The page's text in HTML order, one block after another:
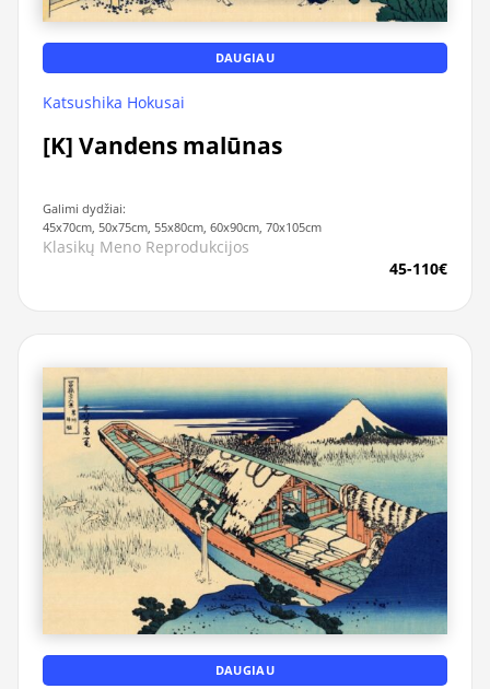
DAUGIAU
Katsushika Hokusai
[K] Vandens malūnas
Galimi dydžiai:
45x70cm, 50x75cm, 55x80cm, 60x90cm, 70x105cm
Klasikų Meno Reprodukcijos
45-110€
DAUGIAU